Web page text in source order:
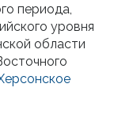
периода,
уровня
области